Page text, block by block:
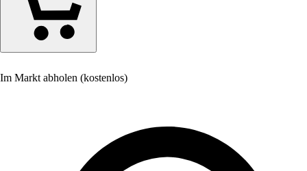
Im Markt abholen (kostenlos)